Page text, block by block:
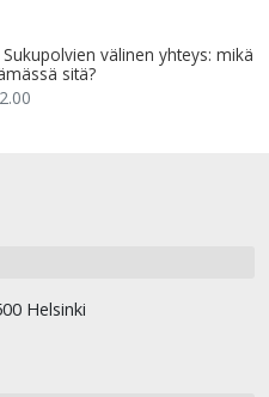
Sukupolvien välinen yhteys: mikä
sitä?
Helsinki